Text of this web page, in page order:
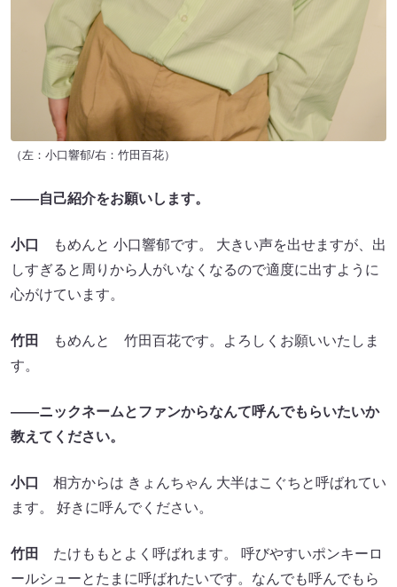
（左：小口響郁/右：竹田百花）
――自己紹介をお願いします。
小口
もめんと 小口響郁です。 大きい声を出せますが、出
しすぎると周りから人がいなくなるので適度に出すように
心がけています。
竹田
もめんと 竹田百花です。よろしくお願いいたしま
す。
――ニックネームとファンからなんて呼んでもらいたいか
教えてください。
小口
相方からは きょんちゃん 大半はこぐちと呼ばれてい
ます。 好きに呼んでください。
竹田
たけももとよく呼ばれます。 呼びやすいポンキーロ
ールシューとたまに呼ばれたいです。なんでも呼んでもら